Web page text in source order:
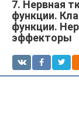
7. Нервная
функции.
функции.
эффекторы